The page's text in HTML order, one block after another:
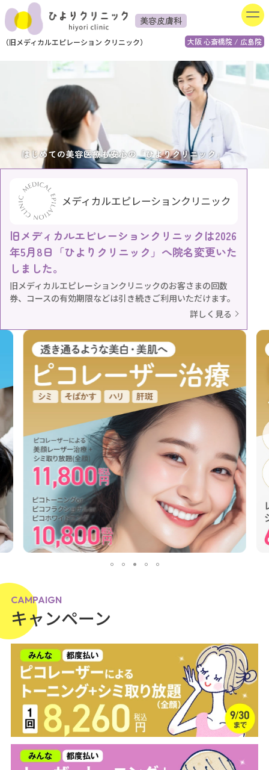
美容皮膚科
大阪 心斎橋院 / 広島院
（旧メディカルエピレーション クリニック）
旧メディカルエピレーションクリニックは2026
年5月8日「ひよりクリニック」へ院名変更いた
しました。
旧メディカルエピレーションクリニックのお客さまの回数
券、コースの有効期限などは引き続きご利用いただけます。
詳しく見る
CAMPAIGN
キャンペーン